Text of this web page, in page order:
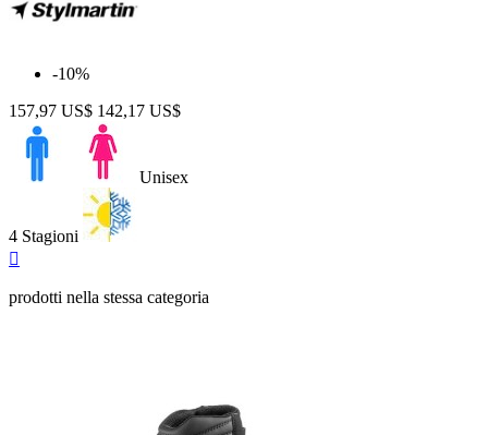
-10%
157,97 US$ 142,17 US$
Unisex
4 Stagioni

prodotti nella stessa categoria